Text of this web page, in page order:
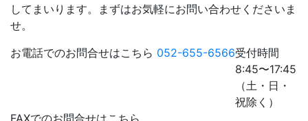
してまいります。まずはお気軽にお問い合わせくださいま
せ。
お電話でのお問合せはこちら 052-655-6566受付時間
8:45〜17:45
（土・日・
祝除く）
FAXでのお問合せはこちら